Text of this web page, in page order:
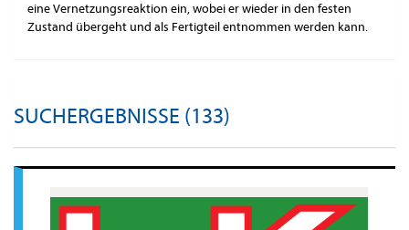
eine Vernetzungsreaktion ein, wobei er wieder in den festen
Zustand übergeht und als Fertigteil entnommen werden kann.
SUCHERGEBNISSE (133)